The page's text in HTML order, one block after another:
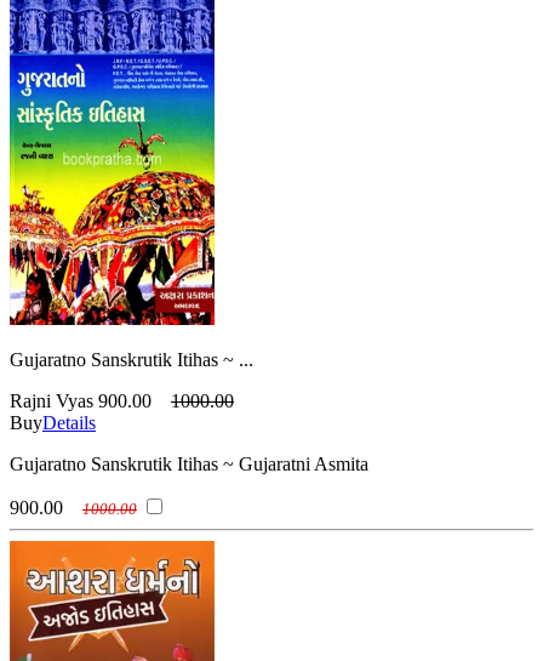
Gujaratno Sanskrutik Itihas ~ ...
Rajni Vyas 900.00
1000.00
BuyDetails
Gujaratno Sanskrutik Itihas ~ Gujaratni Asmita
900.00 1000.00